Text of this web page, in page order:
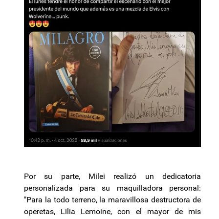
Por su parte, Milei realizó un dedicatoria
personalizada para su maquilladora personal:
"Para la todo terreno, la maravillosa destructora de
operetas, Lilia Lemoine, con el mayor de mis